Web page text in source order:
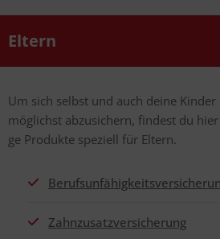
Eltern
Um sich selbst und auch dei­ne
mög­lichst abzu­si­chern, fin­dest du
ge Pro­duk­te spe­zi­ell für Eltern.
Zahn­zu­satz­ver­si­che­rung